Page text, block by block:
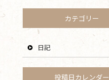
カテゴリー
日記
投稿日カレンダー